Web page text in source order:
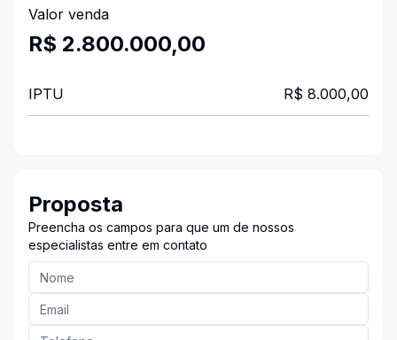
Valor venda
R$ 2.800.000,00
IPTU R$ 8.000,00
Proposta
Preencha os campos para que um de nossos
especialistas entre em contato